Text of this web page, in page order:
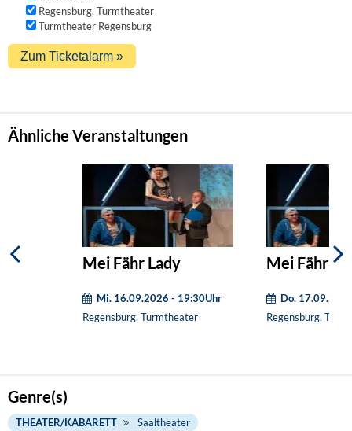
Regensburg, Turmtheater
Turmtheater Regensburg
Ähnliche Veranstaltungen
Mei Fähr Lady
Mi. 16.09.2026 - 19:30Uhr
Regensburg, Turmtheater
Mei Fähr
Do.
Regensburg,
Genre(s)
THEATER/KABARETT Saaltheater